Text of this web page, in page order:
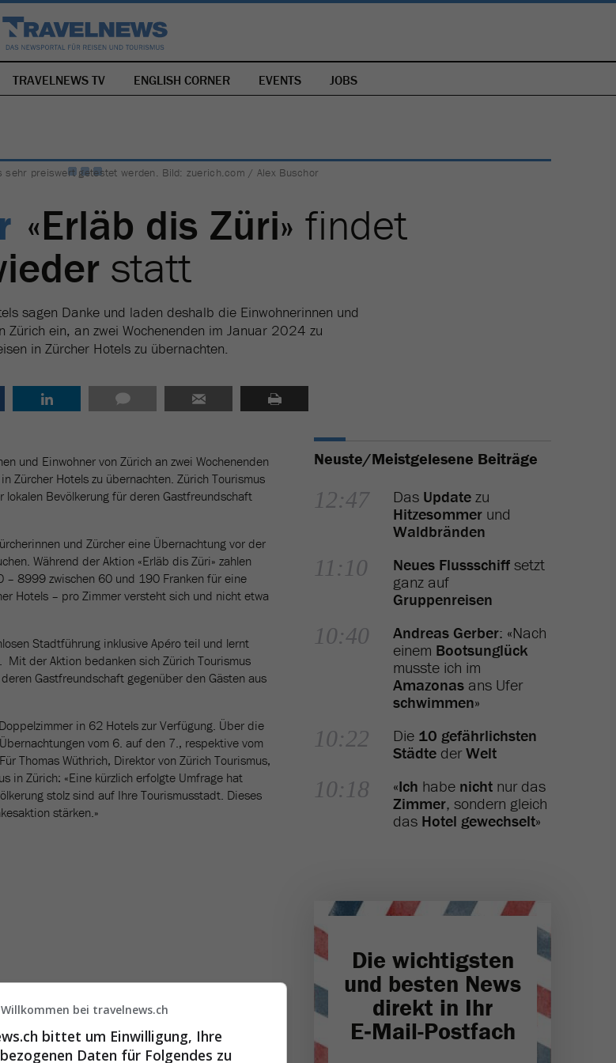
NAVIGATION
ÜBERSPRINGEN
TRAVELNEWS TV ENGLISH CORNER EVENTS JOBS
preiswert getestet werden. Bild: zuerich.com / Alex Buschor
«Erläb dis Züri» findet
statt
sagen Danke und laden deshalb die Einwohnerinnen und
Zürich ein, an zwei Wochenenden im Januar 2024 zu
in Zürcher Hotels zu übernachten.
und Einwohner von Zürich an zwei Wochenenden
Zürcher Hotels zu übernachten. Zürich Tourismus
Bevölkerung für deren Gastfreundschaft
und Zürcher eine Übernachtung vor der
Während der Aktion «Erläb dis Züri» zahlen
– 8999 zwischen 60 und 190 Franken für eine
Hotels – pro Zimmer versteht sich und nicht etwa
Stadtführung inklusive Apéro teil und lernt
der Aktion bedanken sich Zürich Tourismus
Gastfreundschaft gegenüber den Gästen aus
in 62 Hotels zur Verfügung. Über die
vom 6. auf den 7., respektive vom
Thomas Wüthrich, Direktor von Zürich Tourismus,
in Zürich: «Eine kürzlich erfolgte Umfrage hat
stolz sind auf Ihre Tourismusstadt. Dieses
stärken.»
Neuste/Meistgelesene Beiträge
12:47 Das Update zu
Hitzesommer und
Waldbränden
11:10 Neues Flussschiff setzt
ganz auf
Gruppenreisen
10:40 Andreas Gerber: «Nach
einem Bootsunglück
musste ich im
Amazonas ans Ufer
schwimmen»
10:22 Die 10 gefährlichsten
Städte derWelt
10:18 «Ich habe nicht nur das
Zimmer, sondern gleich
das Hotel gewechselt»
Die wichtigsten
und besten News
direkt in Ihr
E‑Mail-Postfach
Willkommen bei travelnews.ch
bittet um Einwilligung, Ihre
Daten für Folgendes zu